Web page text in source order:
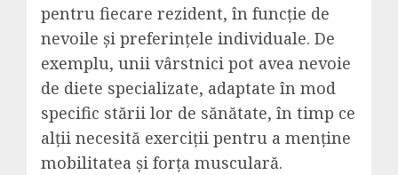
pentru fiecare rezident, în funcție de
nevoile și preferințele individuale. De
exemplu, unii vârstnici pot avea nevoie
de diete specializate, adaptate în mod
specific stării lor de sănătate, în timp ce
alții necesită exerciții pentru a menține
mobilitatea și forța musculară.